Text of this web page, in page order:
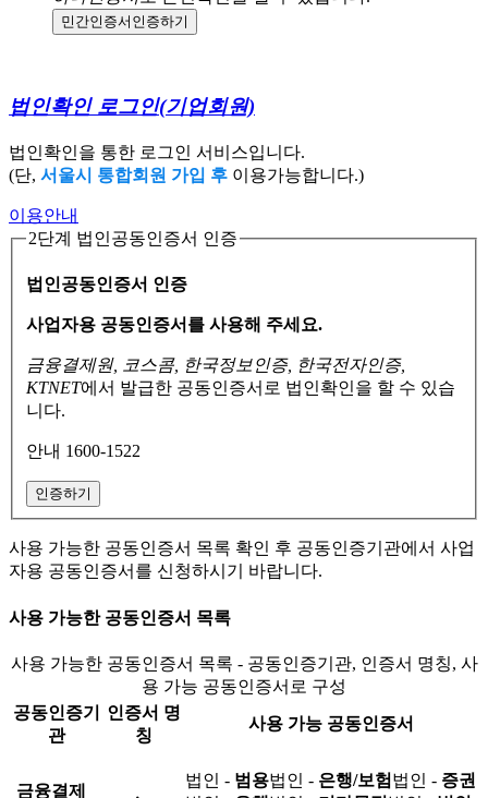
민간인증서 인증하기
법인확인 로그인(기업회원)
법인확인을 통한 로그인 서비스입니다.
(단, 서울시 통합회원 가입 후 이용가능합니다.)
이용안내
2단계 법인공동인증서 인증
법인공동인증서 인증
사업자용 공동인증서를 사용해 주세요.
금융결제원, 코스콤, 한국정보인증, 한국전자인증,
KTNET에서 발급한 공동인증서로 법인확인을 할 수 있습
니다.
안내 1600-1522
인증하기
사용 가능한 공동인증서 목록 확인 후 공동인증기관에서 사업
자용 공동인증서를 신청하시기 바랍니다.
사용 가능한 공동인증서 목록
사용 가능한 공동인증서 목록 - 공동인증기관, 인증서 명칭, 사
용 가능 공동인증서로 구성
공동인증기
관
인증서 명
칭
사용 가능 공동인증서
금융결제
법인 - 범용법인 - 은행/보험 법인 - 증권